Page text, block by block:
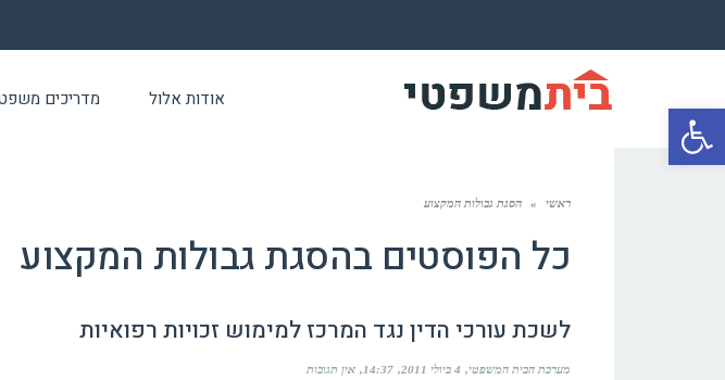
פתח סרגל נגישות אודות אלול מדריכים
ראשי » הסגת גבולות המקצוע
כל הפוסטים בהסגת גבולות המקצוע
לשכת עורכי הדין נגד המרכז למימוש זכויות רפואיות
מערכת הבית המשפטי 4 ביולי 2011 14:37 אין תגובות